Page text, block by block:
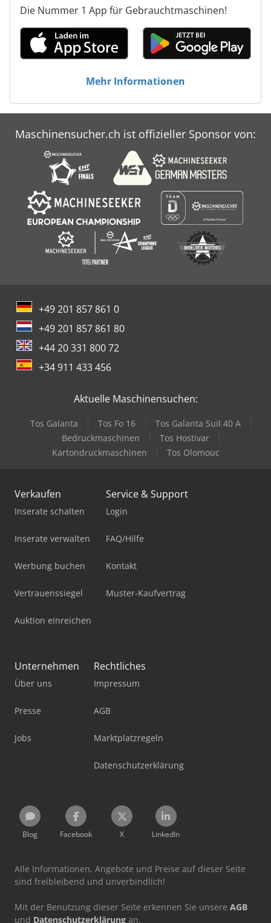
Die Nummer 1 App für Gebrauchtmaschinen!
Mehr Informationen
Maschinensucher.ch ist offizieller Sponsor von:
+49 201 857 861 0
+49 201 857 861 80
+44 20 331 800 72
+34 911 433 456
Aktuelle Maschinensuchen:
Tos Galanta Tos Fo 16
Tos Galanta Suil 40 A
Bedruckmaschinen
Tos Hostivar
Kartondruckmaschinen
Tos Olomouc
Verkaufen
Inserate schalten
Inserate verwalten
Werbung buchen
Vertrauenssiegel
Auktion einreichen
Service & Support
Login
FAQ/Hilfe
Kontakt
Muster-Kaufvertrag
Unternehmen
Über uns
Presse
Jobs
Rechtliches
Impressum
AGB
Marktplatzregeln
Datenschutzerklärung
Blog Facebook X LinkedIn
Alle Informationen, Angebote und Preise auf dieser Seite
sind freibleibend und unverbindlich!
Mit der Benutzung dieser Seite erkennen Sie unsere AGB
und Datenschutzerklärung an.